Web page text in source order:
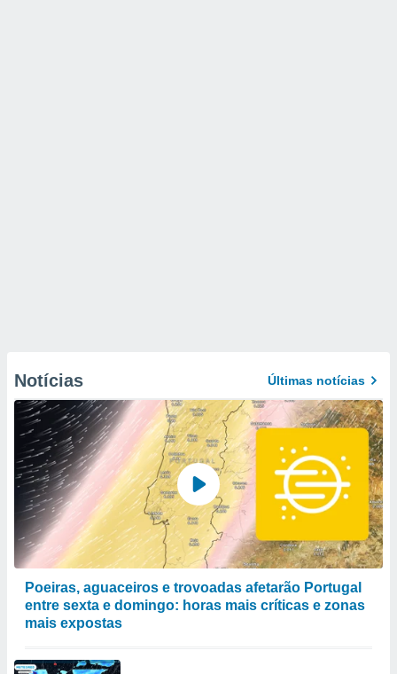
Notícias Últimas notícias
Poeiras, aguaceiros e trovoadas afetarão Portugal
entre sexta e domingo: horas mais críticas e zonas
mais expostas